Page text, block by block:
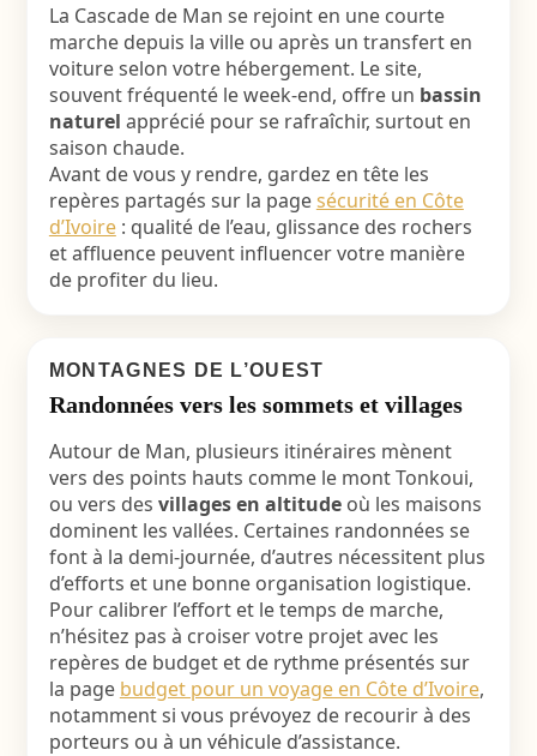
La Cascade de Man se rejoint en une courte
marche depuis la ville ou après un transfert en
voiture selon votre hébergement. Le site,
souvent fréquenté le week-end, offre un bassin
naturel apprécié pour se rafraîchir, surtout en
saison chaude.
Avant de vous y rendre, gardez en tête les
repères partagés sur la pagesécurité en Côte
d’Ivoire: qualité de l’eau, glissance des rochers
et affluence peuvent influencer votre manière
de profiter du lieu.
MONTAGNES DE L’OUEST
Randonnées vers les sommets et villages
Autour de Man, plusieurs itinéraires mènent
vers des points hauts comme le mont Tonkoui,
ou vers des villages en altitudeoù les maisons
dominent les vallées. Certaines randonnées se
font à la demi-journée, d’autres nécessitent plus
d’efforts et une bonne organisation logistique.
Pour calibrer l’effort et le temps de marche,
n’hésitez pas à croiser votre projet avec les
repères de budget et de rythme présentés sur
la page budget pour un voyage en Côte d’Ivoire,
notamment si vous prévoyez de recourir à des
porteurs ou à un véhicule d’assistance.